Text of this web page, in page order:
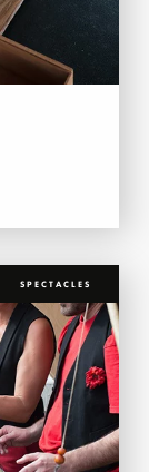
SPECTACLES